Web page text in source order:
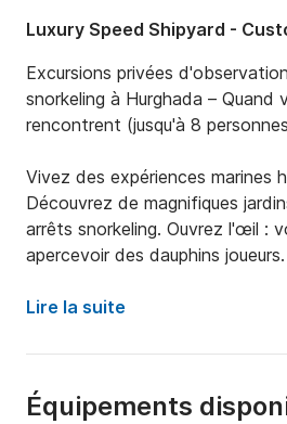
Luxury Speed Shipyard -
Excursions privées
snorkeling à Hurghada – Quand
rencontrent (jusqu'à 8
Vivez des expériences marines
Découvrez de magnifiques
arrêts snorkeling. Ouvrez l'œil :
apercevoir des dauphins
rencontre inoubliable dans leur
* Capacité : Jusqu'à 8
* Durée : 3 heures en privé
Lire la suite
Équipements